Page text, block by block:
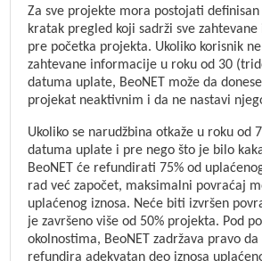
Za sve projekte mora postojati definisan
kratak pregled koji sadrži sve
pre početka projekta. Ukoliko korisnik
zahtevane informacije u roku od 30
datuma uplate, BeoNET može da
projekat neaktivnim i da ne nastavi
Ukoliko se narudžbina otkaže u roku od
datuma uplate i pre nego što je bilo
BeoNET će refundirati 75% od
rad već započet, maksimalni povraćaj
uplaćenog iznosa. Neće biti izvršen
je završeno više od 50% projekta. Pod
okolnostima, BeoNET zadržava pravo
refundira adekvatan deo iznosa